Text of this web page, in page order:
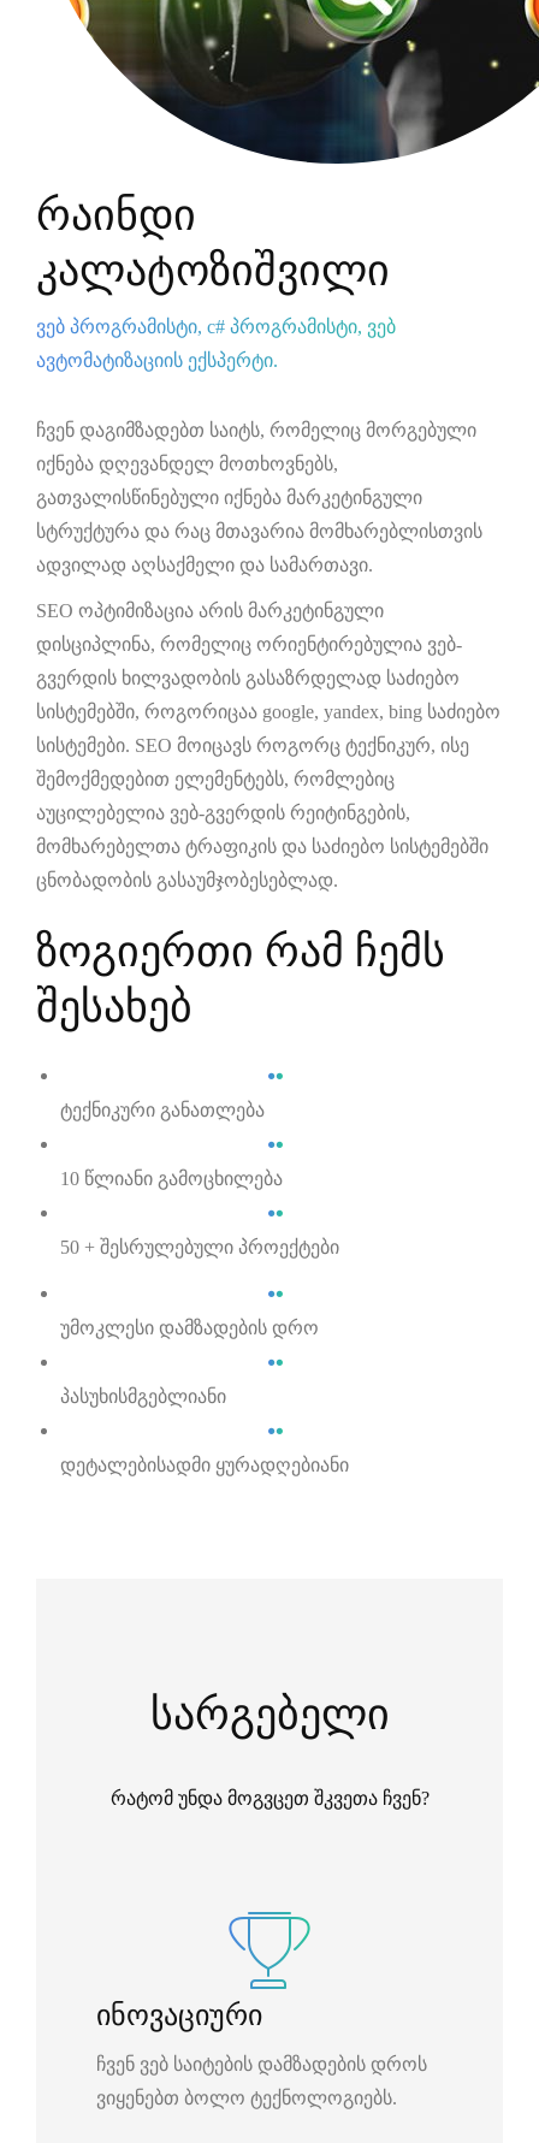
რაინდი
კალატოზიშვილი
ვებ პროგრამისტი, c# პროგრამისტი, ვებ
ავტომატიზაციის ექსპერტი.
ჩვენ დაგიმზადებთ საიტს, რომელიც მორგებული
იქნება დღევანდელ მოთხოვნებს,
გათვალისწინებული იქნება მარკეტინგული
სტრუქტურა და რაც მთავარია მომხარებლისთვის
ადვილად აღსაქმელი და სამართავი.
SEO ოპტიმიზაცია არის მარკეტინგული
დისციპლინა, რომელიც ორიენტირებულია ვებ-
გვერდის ხილვადობის გასაზრდელად საძიებო
სისტემებში, როგორიცაა google, yandex, bing საძიებო
სისტემები. SEO მოიცავს როგორც ტექნიკურ, ისე
შემოქმედებით ელემენტებს, რომლებიც
აუცილებელია ვებ-გვერდის რეიტინგების,
მომხარებელთა ტრაფიკის და საძიებო სისტემებში
ცნობადობის გასაუმჯობესებლად.
ზოგიერთი რამ ჩემს
შესახებ
ტექნიკური განათლება
10 წლიანი გამოცხილება
50 + შესრულებული პროექტები
უმოკლესი დამზადების დრო
პასუხისმგებლიანი
დეტალებისადმი ყურადღებიანი
სარგებელი
რატომ უნდა მოგვცეთ შკვეთა ჩვენ?
ინოვაციური
ჩვენ ვებ საიტების დამზადების დროს
ვიყენებთ ბოლო ტექნოლოგიებს.